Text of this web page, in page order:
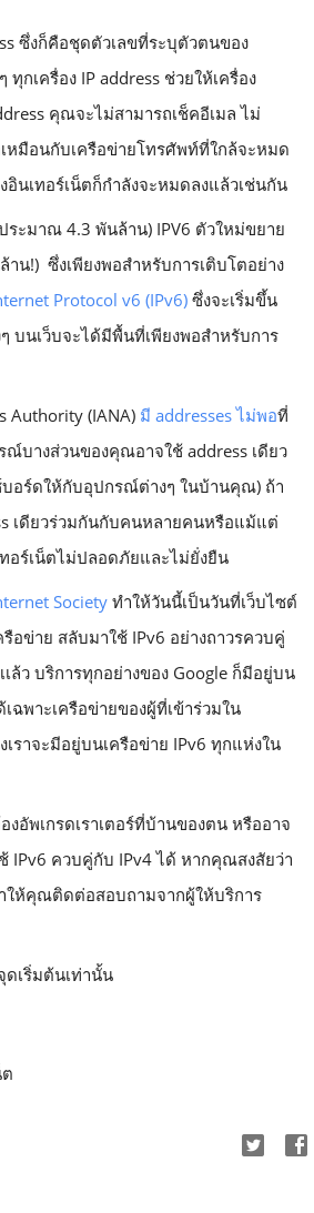
ซึ่งก็คือชุดตัวเลขที่ระบุตัวตนของ
เครื่อง IP address ช่วยให้เครื่อง
คุณจะไม่สามารถเช็คอีเมล ไม่
หมือนกับเครือข่ายโทรศัพท์ที่ใกล้จะหมด
นเทอร์เน็ตก็กำลังจะหมดลงแล้วเช่นกัน
ระมาณ 4.3 พันล้าน) IPV6 ตัวใหม่ขยาย
าน!)  ซึ่งเพียงพอสำหรับการเติบโตอย่าง
Protocol v6 (IPv6) ซึ่งจะเริ่มขึ้น
บนเว็บจะได้มีพื้นที่เพียงพอสำหรับการ
Authority (IANA) มี addresses ไม่พอที่
บางส่วนของคุณอาจใช้ address เดียว
อร์ดให้กับอุปกรณ์ต่างๆ ในบ้านคุณ) ถ้า
เดียวร่วมกันกับคนหลายคนหรือแม้แต่
อร์เน็ตไม่ปลอดภัยและไม่ยั่งยืน
Society ทำให้วันนี้เป็นวันที่เว็บไซต์
อข่าย สลับมาใช้ IPv6 อย่างถาวรควบคู่
ล้ว บริการทุกอย่างของ Google ก็มีอยู่บน
ฉพาะเครือข่ายของผู้ที่เข้าร่วมใน
ราจะมีอยู่บนเครือข่าย IPv6 ทุกแห่งใน
อัพเกรดเราเตอร์ที่บ้านของตน หรืออาจ
IPv6 ควบคู่กับ IPv4 ได้ หากคุณสงสัยว่า
ให้คุณติดต่อสอบถามจากผู้ให้บริการ
ดเริ่มต้นเท่านั้น